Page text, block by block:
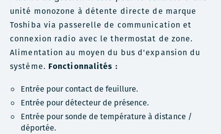
unité monozone à détente directe de marque
Toshiba via passerelle de communication et
connexion radio avec le thermostat de zone.
Alimentation au moyen du bus d'expansion du
système. Fonctionnalités :
Entrée pour contact de feuillure.
Entrée pour détecteur de présence.
Entrée pour sonde de température à distance /
déportée.